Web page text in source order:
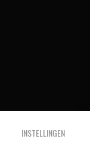
INSTELLINGEN